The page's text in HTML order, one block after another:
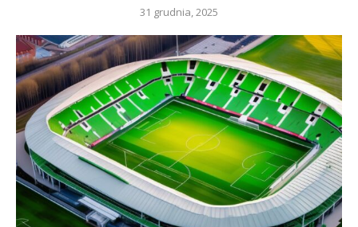
31 grudnia, 2025